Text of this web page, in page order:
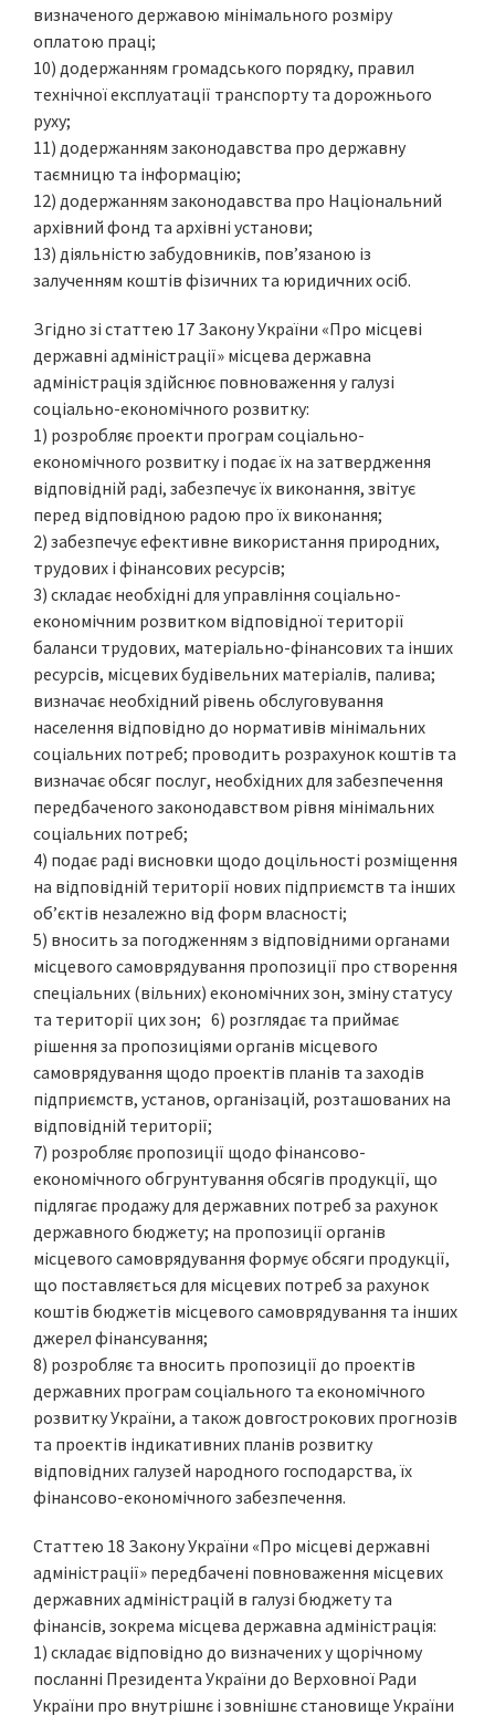
визначеного державою мінімального розміру
оплатою праці;
10) додержанням громадського порядку, правил
технічної експлуатації транспорту та дорожнього
руху;
11) додержанням законодавства про державну
таємницю та інформацію;
12) додержанням законодавства про Національний
архівний фонд та архівні установи;
13) діяльністю забудовників, пов’язаною із
залученням коштів фізичних та юридичних осіб.
Згідно зі статтею 17 Закону України «Про місцеві
державні адміністрації» місцева державна
адміністрація здійснює повноваження у галузі
соціально-економічного розвитку:
1) розробляє проекти програм соціально-
економічного розвитку і подає їх на затвердження
відповідній раді, забезпечує їх виконання, звітує
перед відповідною радою про їх виконання;
2) забезпечує ефективне використання природних,
трудових і фінансових ресурсів;
3) складає необхідні для управління соціально-
економічним розвитком відповідної території
баланси трудових, матеріально-фінансових та інших
ресурсів, місцевих будівельних матеріалів, палива;
визначає необхідний рівень обслуговування
населення відповідно до нормативів мінімальних
соціальних потреб; проводить розрахунок коштів та
визначає обсяг послуг, необхідних для забезпечення
передбаченого законодавством рівня мінімальних
соціальних потреб;
4) подає раді висновки щодо доцільності розміщення
на відповідній території нових підприємств та інших
об’єктів незалежно від форм власності;
5) вносить за погодженням з відповідними органами
місцевого самоврядування пропозиції про створення
спеціальних (вільних) економічних зон, зміну статусу
та території цих зон; 6) розглядає та приймає
рішення за пропозиціями органів місцевого
самоврядування щодо проектів планів та заходів
підприємств, установ, організацій, розташованих на
відповідній території;
7) розробляє пропозиції щодо фінансово-
економічного обгрунтування обсягів продукції, що
підлягає продажу для державних потреб за рахунок
державного бюджету; на пропозиції органів
місцевого самоврядування формує обсяги продукції,
що поставляється для місцевих потреб за рахунок
коштів бюджетів місцевого самоврядування та інших
джерел фінансування;
8) розробляє та вносить пропозиції до проектів
державних програм соціального та економічного
розвитку України, а також довгострокових прогнозів
та проектів індикативних планів розвитку
відповідних галузей народного господарства, їх
фінансово-економічного забезпечення.
Статтею 18 Закону України «Про місцеві державні
адміністрації» передбачені повноваження місцевих
державних адміністрацій в галузі бюджету та
фінансів, зокрема місцева державна адміністрація:
1) складає відповідно до визначених у щорічному
посланні Президента України до Верховної Ради
України про внутрішнє і зовнішнє становище України